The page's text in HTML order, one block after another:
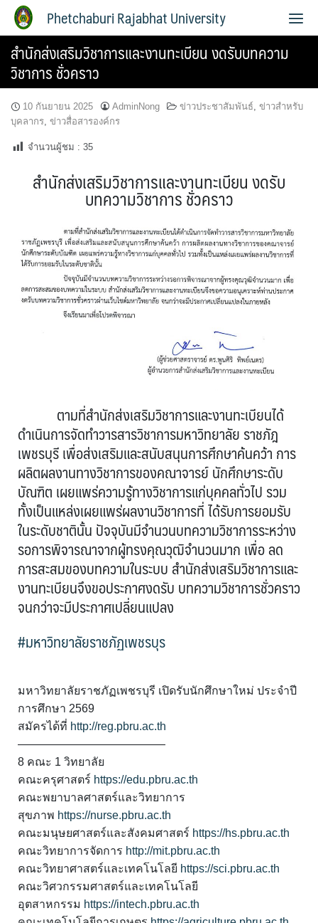
Phetchaburi Rajabhat University
สำนักส่งเสริมวิชาการและงานทะเบียน งดรับบทความ
วิชาการ ชั่วคราว
10 กันยายน 2025 AdminNong ข่าวประชาสัมพันธ์, ข่าวสำหรับ
บุคลากร, ข่าวสื่อสารองค์กร
จำนวนผู้ชม : 35
สำนักส่งเสริมวิชาการและงานทะเบียน งดรับ
บทความวิชาการ ชั่วคราว
ตามที่สำนักส่งเสริมวิชาการและงานทะเบียนได้
ดำเนินการจัดทำวารสารวิชาการมหาวิทยาลัย ราชภัฎ
เพชรบุรี เพื่อส่งเสริมและสนับสนุนการศึกษาค้นคว้า การ
ผลิตผลงานทางวิชาการของคณาจารย์ นักศึกษาระดับ
บัณฑิต เผยแพร่ความรู้ทางวิชาการแก่บุคคลทั่วไป รวม
ทั้งเป็นแหล่งเผยแพร่ผลงานวิชาการที่ ได้รับการยอมรับ
ในระดับชาตินั้น ปัจจุบันมีจำนวนบทความวิชาการระหว่าง
รอการพิจารณาจากผู้ทรงคุณวุฒิจำนวนมาก เพื่อ ลด
การสะสมของบทความในระบบ สำนักส่งเสริมวิชาการและ
งานทะเบียนจึงขอประกาศงดรับ บทความวิชาการชั่วคราว
จนกว่าจะมีประกาศเปลี่ยนแปลง
#มหาวิทยาลัยราชภัฏเพชรบุร
มหาวิทยาลัยราชภัฏเพชรบุรี เปิดรับนักศึกษาใหม่ ประจำปี
การศึกษา 2569
สมัครได้ที่ http://reg.pbru.ac.th
—————————————
8 คณะ 1 วิทยาลัย
คณะครุศาสตร์ https://edu.pbru.ac.th
คณะพยาบาลศาสตร์และวิทยาการ
สุขภาพ https://nurse.pbru.ac.th
คณะมนุษยศาสตร์และสังคมศาสตร์ https://hs.pbru.ac.th
คณะวิทยาการจัดการ http://mit.pbru.ac.th
คณะวิทยาศาสตร์และเทคโนโลยี https://sci.pbru.ac.th
คณะวิศวกรรมศาสตร์และเทคโนโลยี
อุตสาหกรรม https://intech.pbru.ac.th